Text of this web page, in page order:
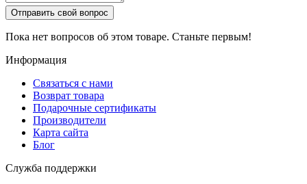
Отправить свой вопрос
Пока нет вопросов об этом товаре. Станьте первым!
Информация
Связаться с нами
Возврат товара
Подарочные сертификаты
Производители
Карта сайта
Блог
Служба поддержки